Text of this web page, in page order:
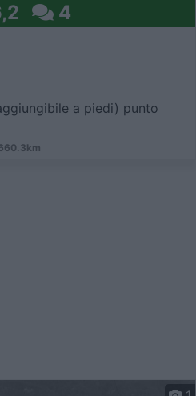
4
a piedi) punto